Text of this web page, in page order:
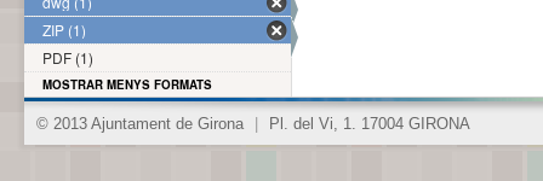
ZIP (1)
PDF (1)
MOSTRAR MENYS FORMATS
© 2013 Ajuntament de Girona Pl. del Vi, 1. 17004 GIRONA